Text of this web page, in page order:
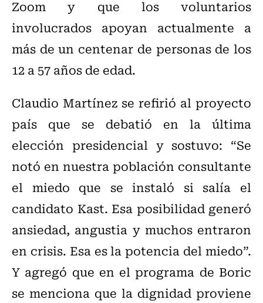
Zoom y que los voluntarios
involucrados apoyan actualmente a
más de un centenar de personas de los
12 a 57 años de edad.
Claudio Martínez se refirió al proyecto
país que se debatió en la última
elección presidencial y sostuvo: “Se
notó en nuestra población consultante
el miedo que se instaló si salía el
candidato Kast. Esa posibilidad generó
ansiedad, angustia y muchos entraron
en crisis. Esa es la potencia del miedo”.
Y agregó que en el programa de Boric
se menciona que la dignidad proviene